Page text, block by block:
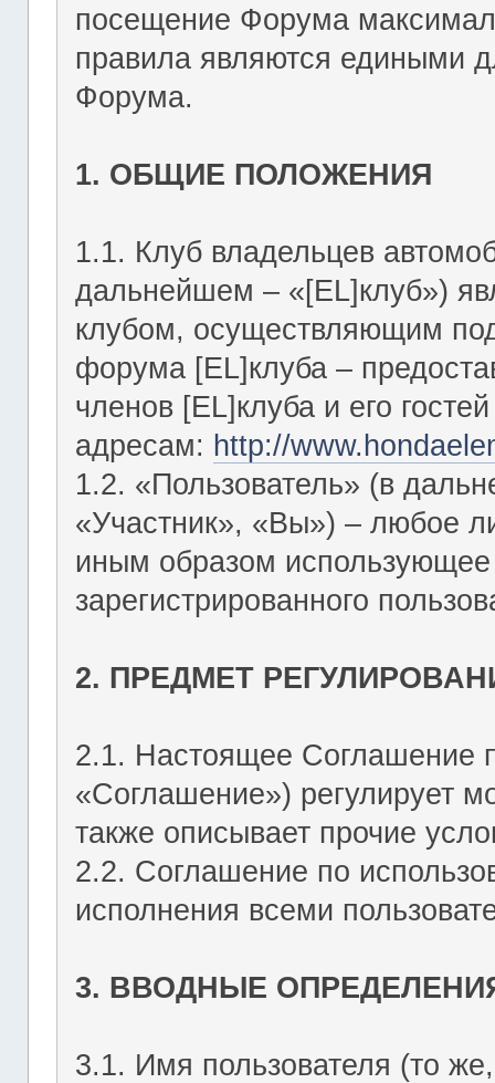
посещение Форума
правила являются едиными
Форума.
1. ОБЩИЕ ПОЛОЖЕНИЯ
1.1. Клуб владельцев
дальнейшем – «[EL]клуб»)
клубом, осуществляющим
форума [EL]клуба –
членов [EL]клуба и его
адресам: http://
1.2. «Пользователь» (в
«Участник», «Вы») – любое
иным образом использующее
зарегистрированного
2. ПРЕДМЕТ
2.1. Настоящее Соглашение
«Соглашение») регулирует
также описывает прочие
2.2. Соглашение по
исполнения всеми
3. ВВОДНЫЕ
3.1. Имя пользователя (то